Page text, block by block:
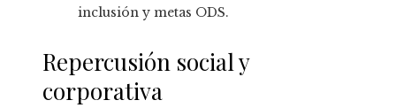
inclusión y metas ODS.
Repercusión social y
corporativa